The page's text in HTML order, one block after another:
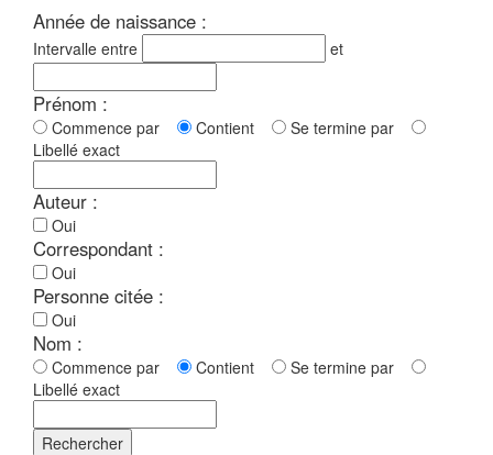
Année de naissance :
Intervalle entre et
Prénom :
Commence par Contient
Se termine par
Libellé exact
Auteur :
Oui
Correspondant :
Oui
Personne citée :
Oui
Nom :
Commence par Contient
Se termine par
Libellé exact
Rechercher